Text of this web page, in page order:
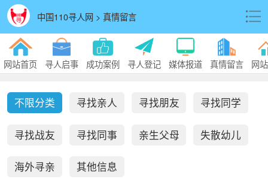
中国110寻人网 > 真情留言
网站首页 寻人启事 成功案例 寻人登记 媒体报道 真情留言 网
不限分类 寻找亲人 寻找朋友 寻找同学
寻找战友 寻找同事 亲生父母 失散幼儿
海外寻亲 其他信息